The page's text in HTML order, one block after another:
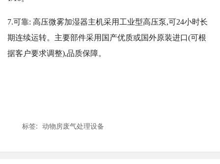
7.可靠: 高压微雾加湿器主机采用工业型高压泵,可24小时长
期连续运转。主要部件采用国产优质或国外原装进口(可根
据客户要求调整),品质保障。
标签: 动物房废气处理设备